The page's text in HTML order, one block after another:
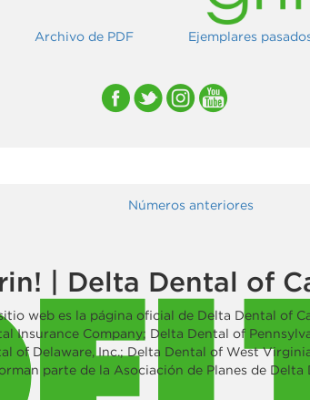
Archivo de PDF Ejemplares
Números anteriores
| Delta Dental of
web es la página oficial de Delta Dental of
Insurance Company; Delta Dental of
of Delaware, Inc.; Delta Dental of West
parte de la Asociación de Planes de